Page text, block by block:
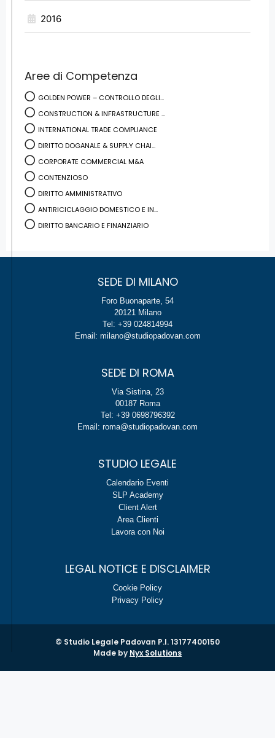
2016
Aree di Competenza
GOLDEN POWER – CONTROLLO DEGLI...
CONSTRUCTION & INFRASTRUCTURE ...
INTERNATIONAL TRADE COMPLIANCE
DIRITTO DOGANALE & SUPPLY CHAI...
CORPORATE COMMERCIAL M&A
CONTENZIOSO
DIRITTO AMMINISTRATIVO
ANTIRICICLAGGIO DOMESTICO E IN...
DIRITTO BANCARIO E FINANZIARIO
SEDE DI MILANO
Foro Buonaparte, 54
20121 Milano
Tel: +39 024814994
Email: milano@studiopadovan.com
SEDE DI ROMA
Via Sistina, 23
00187 Roma
Tel: +39 0698796392
Email: roma@studiopadovan.com
STUDIO LEGALE
Calendario Eventi
SLP Academy
Client Alert
Area Clienti
Lavora con Noi
LEGAL NOTICE E DISCLAIMER
Cookie Policy
Privacy Policy
© Studio Legale Padovan P.I. 13177400150
Made by Nyx Solutions